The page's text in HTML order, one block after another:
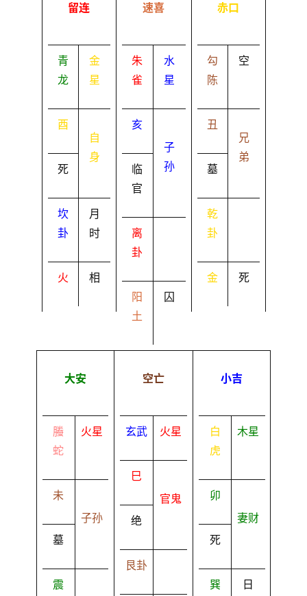
留连
青
龙
金
星
酉
死
自
身
坎
卦
月
时
火 相
速喜
朱
雀
水
星
亥
临
官
子
孙
离
卦
阳
土
囚
赤口
勾
陈
空
丑
墓
兄
弟
乾
卦
金 死
大安
螣
蛇
火星
未
墓
子孙
震
空亡
玄武 火星
巳
绝
官鬼
艮卦
小吉
白
虎
木星
卯
死
妻财
巽
日